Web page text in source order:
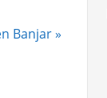
Banjar